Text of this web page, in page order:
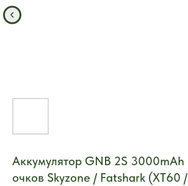
Аккумулятор GNB 2S 3000mAh
очков Skyzone / Fatshark (XT60